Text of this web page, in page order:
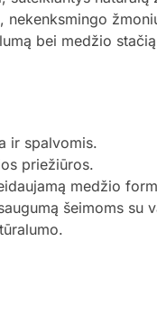
bei medžio
ir spalvomis.
priežiūros.
medžio
šeimoms su